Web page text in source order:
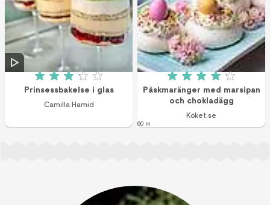
Betyg: 3.1 av 5 (13 röster)
Prinsessbakelse i glas
Camilla Hamid
Betyg: 4.1 av 5
Påskmaränger med marsipan
och chokladägg
Köket.se
60 m